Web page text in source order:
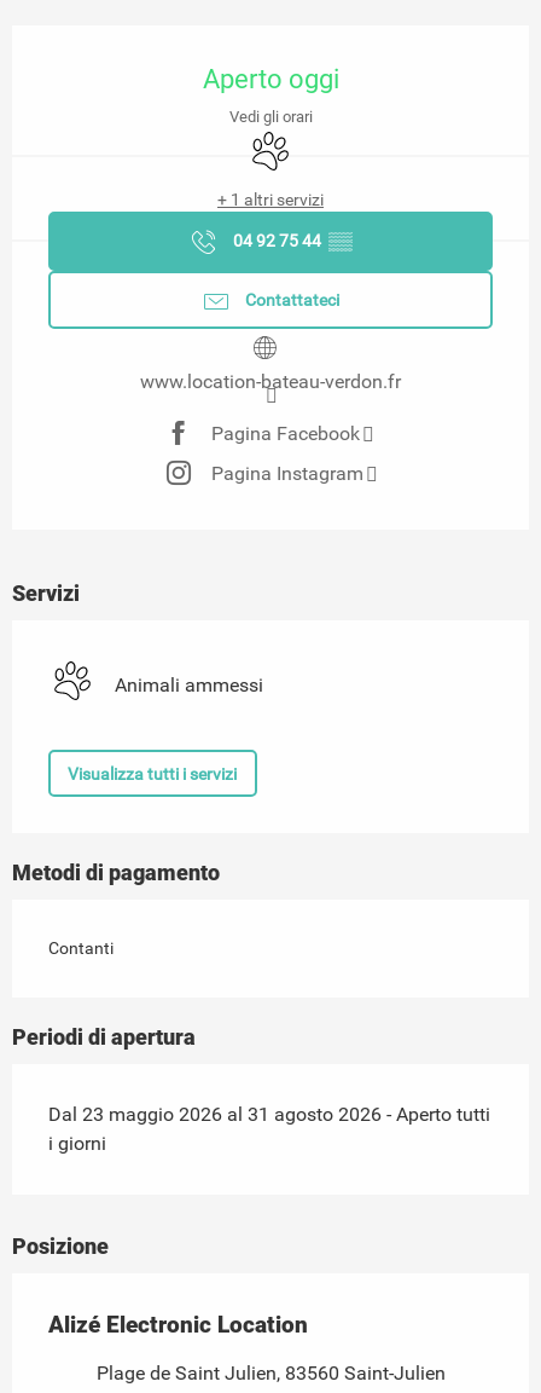
Aperto oggi
Vedi gli orari
Animali ammessi
+ 1 altri servizi
04 92 75 44 ▒▒
Contattateci
www.location-bateau-verdon.fr
Pagina Facebook
Pagina Instagram
Servizi
Animali ammessi
Visualizza tutti i servizi
Metodi di pagamento
Contanti
Periodi di apertura
Dal 23 maggio 2026 al 31 agosto 2026 - Aperto tutti
i giorni
Posizione
Alizé Electronic Location
Plage de Saint Julien, 83560 Saint-Julien